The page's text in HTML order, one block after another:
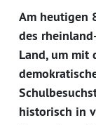
Am heutigen
des
Land, um mit
historisch in